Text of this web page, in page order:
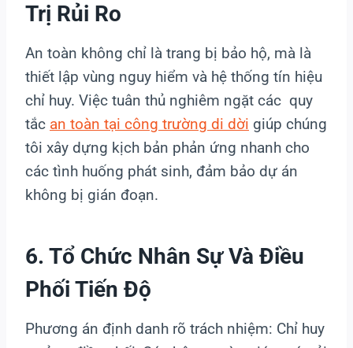
Trị Rủi Ro
An toàn không chỉ là trang bị bảo hộ, mà là
thiết lập vùng nguy hiểm và hệ thống tín hiệu
chỉ huy. Việc tuân thủ nghiêm ngặt các quy
tắc an toàn tại công trường di dời giúp chúng
tôi xây dựng kịch bản phản ứng nhanh cho
các tình huống phát sinh, đảm bảo dự án
không bị gián đoạn.
6. Tổ Chức Nhân Sự Và Điều
Phối Tiến Độ
Phương án định danh rõ trách nhiệm: Chỉ huy